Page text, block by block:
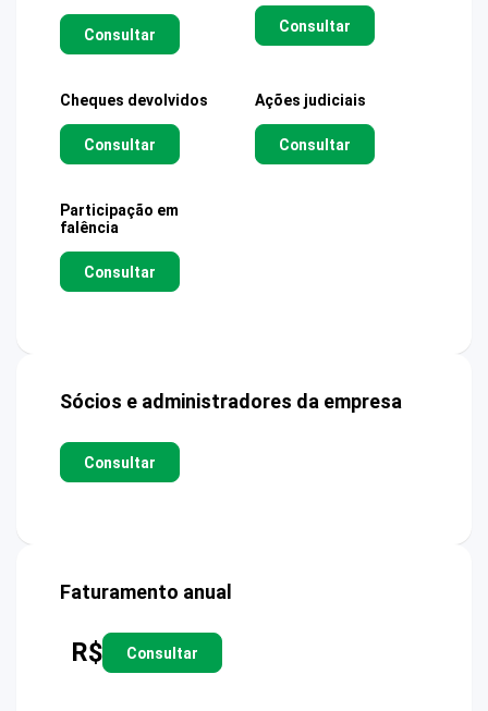
Consultar Consultar
Cheques devolvidos
Consultar
Ações judiciais
Consultar
Participação em
falência
Consultar
Sócios e administradores da empresa
Consultar
Faturamento anual
R$ Consultar